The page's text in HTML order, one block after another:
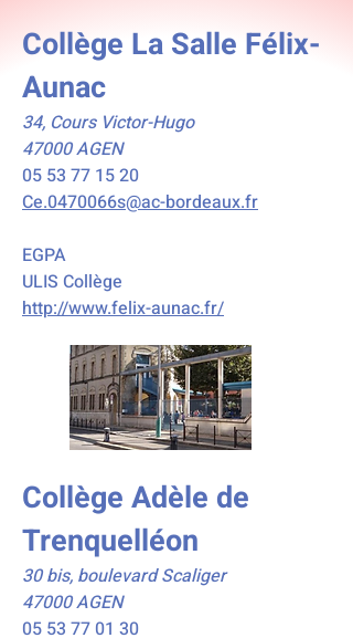
Collège La Salle Félix-
Aunac
34, Cours Victor-Hugo
47000 AGEN
05 53 77 15 20
Ce.0470066s@ac-bordeaux.fr
EGPA
ULIS Collège
http://www.felix-aunac.fr/
Collège Adèle de
Trenquelléon
30 bis, boulevard Scaliger
47000 AGEN
05 53 77 01 30